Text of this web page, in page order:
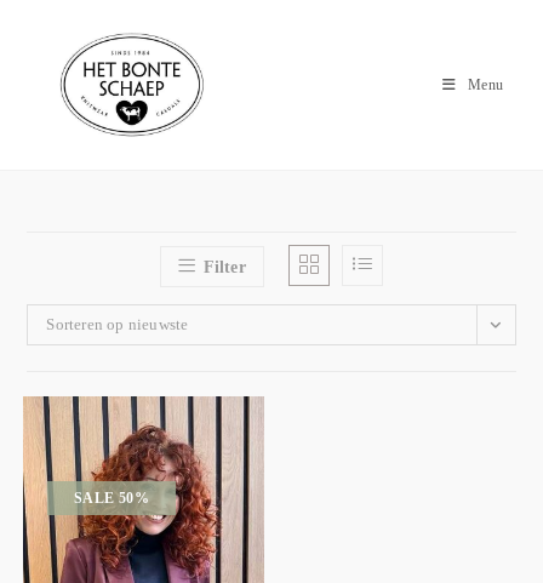
Menu
Filter
Sorteren op nieuwste
SALE 50%